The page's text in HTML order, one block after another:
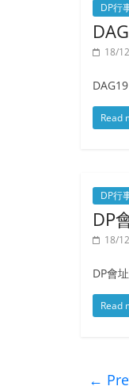
DP行
18/
Read
DP行
DP
18/
DP會
Read
←